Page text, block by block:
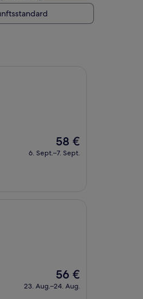
Der
Preis
beträgt
58 €
6. Sept.–7. Sept.
Der
Preis
beträgt
56 €
23. Aug.–24. Aug.